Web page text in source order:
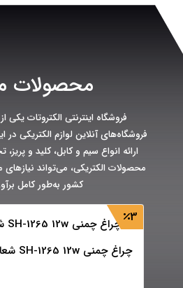
محصولات
فروشگاه اینترنتی الکتروتات یکی
فروشگاه‌های آنلاین لوازم الکتریکی در
ارائه انواع سیم و کابل، کلید و
محصولات الکتریکی، می‌تواند
کشور به‌طور کامل
3
چراغ چمنی SH-1265 12w شعاع